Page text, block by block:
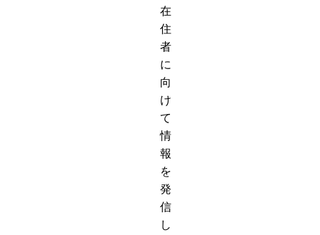
在
住
者
に
向
け
て
情
報
を
発
信
し